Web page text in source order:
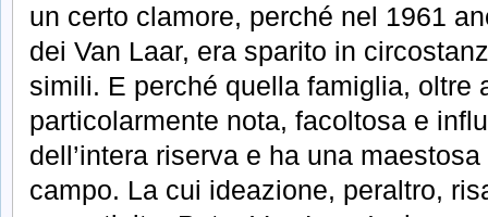
un certo clamore, perché nel 1961
dei Van Laar, era sparito in
simili. E perché quella famiglia, oltre
particolarmente nota, facoltosa e
dell’intera riserva e ha una
campo. La cui ideazione, peraltro,